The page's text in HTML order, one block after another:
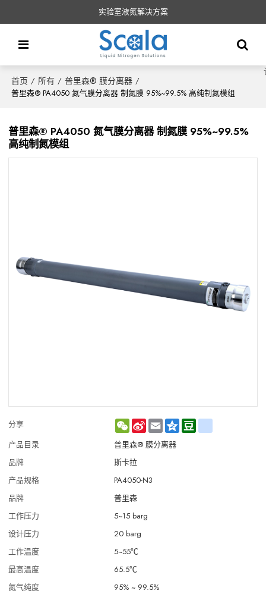
实验室液氮解决方案
首页 / 所有 / 普里森® 膜分离器 /
普里森® PA4050 氮气膜分离器 制氮膜 95%~99.5% 高纯制氮模组
普里森® PA4050 氮气膜分离器 制氮膜 95%~99.5%
高纯制氮模组
分享 WeChat
Sina
Weibo
Email Qzone
产品目录
普里森® 膜分离器
品牌
斯卡拉
产品规格
PA4050-N3
品牌
普里森
工作压力
5~15 barg
设计压力
20 barg
工作温度
5~55℃
最高温度
65.5℃
氮气纯度
95% ~ 99.5%